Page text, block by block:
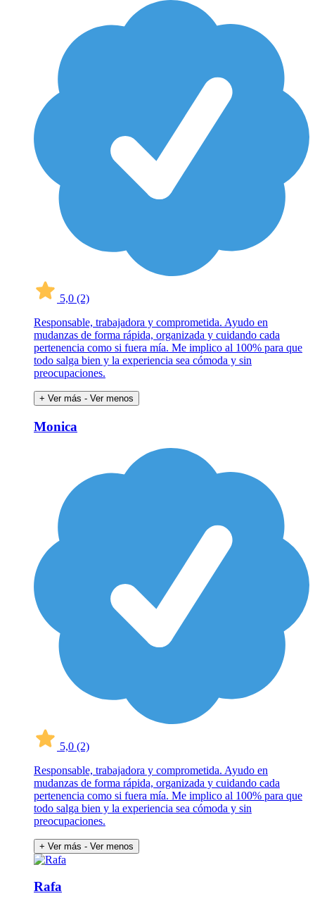
5,0 (2)
Responsable, trabajadora y comprometida. Ayudo en
mudanzas de forma rápida, organizada y cuidando cada
pertenencia como si fuera mía. Me implico al 100% para que
todo salga bien y la experiencia sea cómoda y sin
preocupaciones.
+ Ver más - Ver menos
Monica
5,0 (2)
Responsable, trabajadora y comprometida. Ayudo en
mudanzas de forma rápida, organizada y cuidando cada
pertenencia como si fuera mía. Me implico al 100% para que
todo salga bien y la experiencia sea cómoda y sin
preocupaciones.
+ Ver más - Ver menos
Rafa